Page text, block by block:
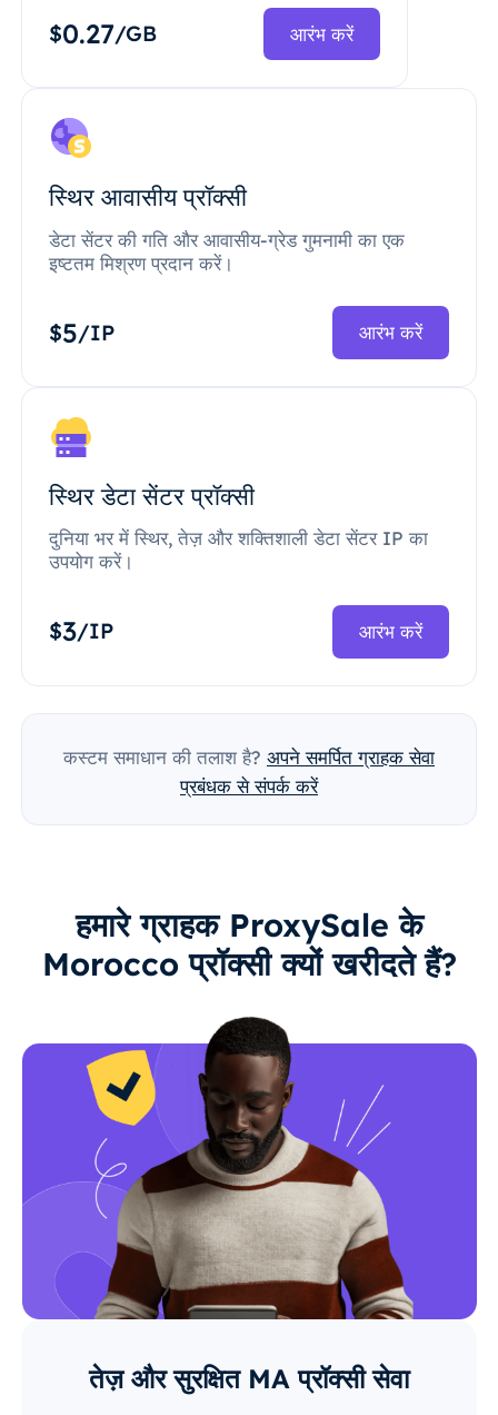
$0.27/GB आरंभ करें
स्थिर आवासीय प्रॉक्सी
डेटा सेंटर की गति और आवासीय-ग्रेड गुमनामी का एक
इष्टतम मिश्रण प्रदान करें।
$5/IP आरंभ करें
स्थिर डेटा सेंटर प्रॉक्सी
दुनिया भर में स्थिर, तेज़ और शक्तिशाली डेटा सेंटर IP का
उपयोग करें।
$3/IP आरंभ करें
कस्टम समाधान की तलाश है? अपने समर्पित ग्राहक सेवा
प्रबंधक से संपर्क करें
हमारे ग्राहक ProxySale के
Morocco प्रॉक्सी क्यों खरीदते हैं?
तेज़ और सुरक्षित MA प्रॉक्सी सेवा